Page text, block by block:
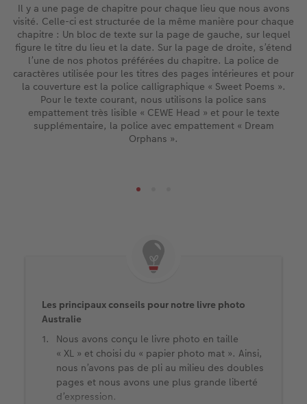
Il y a une page de chapitre pour chaque lieu que nous avons
visité. Celle-ci est structurée de la même manière pour chaque
chapitre : Un bloc de texte sur la page de gauche, sur lequel
figure le titre du lieu et la date. Sur la page de droite, s’étend
l’une de nos photos préférées du chapitre. La police de
caractères utilisée pour les titres des pages intérieures et pour
la couverture est la police calligraphique « Sweet Poems ».
Pour le texte courant, nous utilisons la police sans
empattement très lisible « CEWE Head » et pour le texte
supplémentaire, la police avec empattement « Dream
Orphans ».
Les principaux conseils pour notre livre photo
Australie
Nous avons conçu le livre photo en taille
« XL » et choisi du « papier photo mat ». Ainsi,
nous n’avons pas de pli au milieu des doubles
pages et nous avons une plus grande liberté
d’expression.